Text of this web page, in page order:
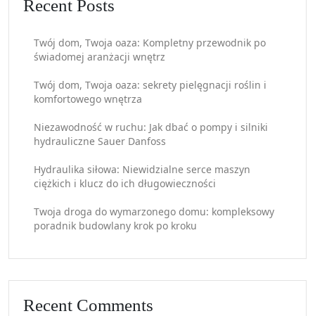
Recent Posts
Twój dom, Twoja oaza: Kompletny przewodnik po
świadomej aranżacji wnętrz
Twój dom, Twoja oaza: sekrety pielęgnacji roślin i
komfortowego wnętrza
Niezawodność w ruchu: Jak dbać o pompy i silniki
hydrauliczne Sauer Danfoss
Hydraulika siłowa: Niewidzialne serce maszyn
ciężkich i klucz do ich długowieczności
Twoja droga do wymarzonego domu: kompleksowy
poradnik budowlany krok po kroku
Recent Comments